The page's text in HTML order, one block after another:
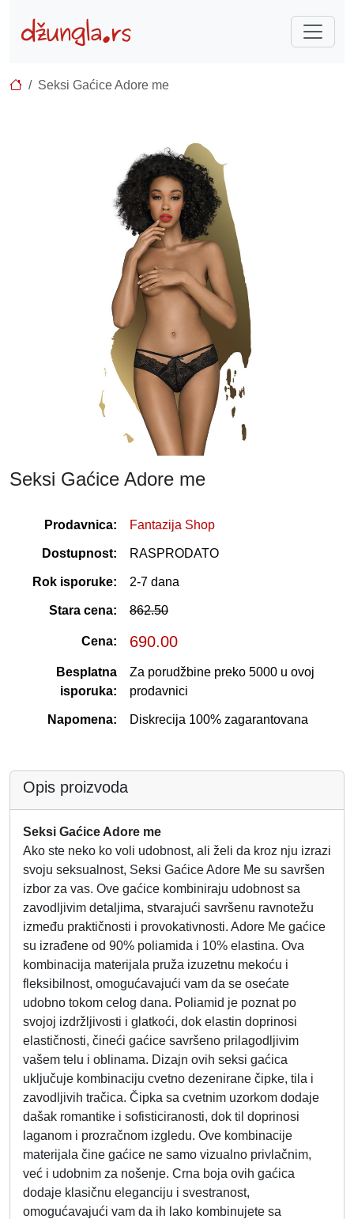
Seksi Gaćice Adore me
Seksi Gaćice Adore me
Prodavnica: Fantazija Shop
Dostupnost: RASPRODATO
Rok isporuke: 2-7 dana
Stara cena: 862.50
Cena: 690.00
Besplatna
isporuka:
Za porudžbine preko 5000 u ovoj
prodavnici
Napomena: Diskrecija 100% zagarantovana
Opis proizvoda
Seksi Gaćice Adore me
Ako ste neko ko voli udobnost, ali želi da kroz nju izrazi
svoju seksualnost, Seksi Gaćice Adore Me su savršen
izbor za vas. Ove gaćice kombiniraju udobnost sa
zavodljivim detaljima, stvarajući savršenu ravnotežu
između praktičnosti i provokativnosti. Adore Me gaćice
su izrađene od 90% poliamida i 10% elastina. Ova
kombinacija materijala pruža izuzetnu mekoću i
fleksibilnost, omogućavajući vam da se osećate
udobno tokom celog dana. Poliamid je poznat po
svojoj izdržljivosti i glatkoći, dok elastin doprinosi
elastičnosti, čineći gaćice savršeno prilagodljivim
vašem telu i oblinama. Dizajn ovih seksi gaćica
uključuje kombinaciju cvetno dezenirane čipke, tila i
zavodljivih tračica. Čipka sa cvetnim uzorkom dodaje
dašak romantike i sofisticiranosti, dok til doprinosi
laganom i prozračnom izgledu. Ove kombinacije
materijala čine gaćice ne samo vizualno privlačnim,
već i udobnim za nošenje. Crna boja ovih gaćica
dodaje klasičnu eleganciju i svestranost,
omogućavajući vam da ih lako kombinujete sa